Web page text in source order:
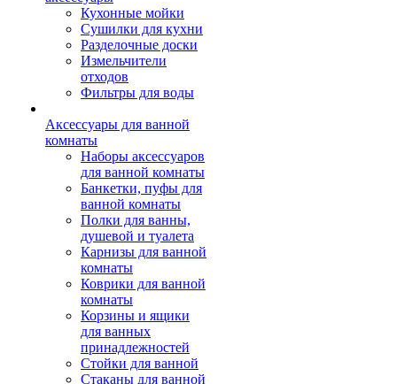
Кухонные мойки
Сушилки для кухни
Разделочные доски
Измельчители
отходов
Фильтры для воды
Аксессуары для ванной
комнаты
Наборы аксессуаров
для ванной комнаты
Банкетки, пуфы для
ванной комнаты
Полки для ванны,
душевой и туалета
Карнизы для ванной
комнаты
Коврики для ванной
комнаты
Корзины и ящики
для ванных
принадлежностей
Стойки для ванной
Стаканы для ванной